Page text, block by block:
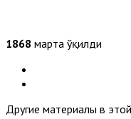
1868 марта ўқилди
Другие материалы в